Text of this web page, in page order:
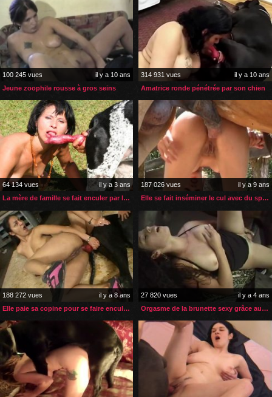
100 245 vues
il y a 10 ans
Jeune zoophile rousse à gros seins
314 931 vues
il y a 10 ans
Amatrice ronde pénétrée par son chien
64 134 vues
il y a 3 ans
La mère de famille se fait enculer par le chien de sa bonne
187 026 vues
il y a 9 ans
Elle se fait inséminer le cul avec du sperme de cheval
188 272 vues
il y a 8 ans
Elle paie sa copine pour se faire enculer par son chien
27 820 vues
il y a 4 ans
Orgasme de la brunette sexy grâce au gros sexe de son cheval